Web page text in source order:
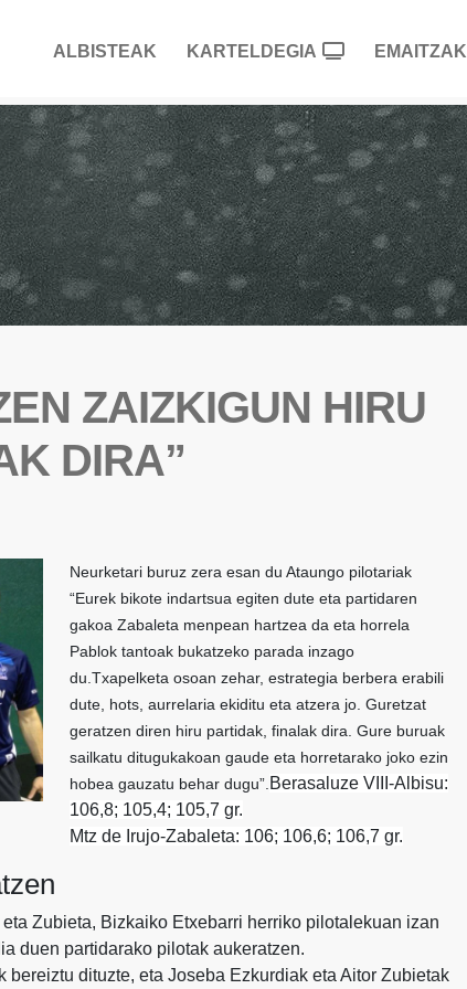
ALBISTEAK KARTELDEGIA EMAITZAK
ZAIZKIGUN HIRU
DIRA”
Neurketari buruz zera esan du Ataungo pilotariak
“Eurek bikote indartsua egiten dute eta partidaren
gakoa Zabaleta menpean hartzea da eta horrela
Pablok tantoak bukatzeko parada inzago
du.Txapelketa osoan zehar, estrategia berbera erabili
dute, hots, aurrelaria ekiditu eta atzera jo. Guretzat
geratzen diren hiru partidak, finalak dira. Gure buruak
sailkatu ditugukakoan gaude eta horretarako joko ezin
hobea gauzatu behar dugu”. Berasaluze VIII-Albisu:
106,8; 105,4; 105,7 gr.
Mtz de Irujo-Zabaleta: 106; 106,6; 106,7 gr.
Zubieta, Bizkaiko Etxebarri herriko pilotalekuan izan
duen partidarako pilotak aukeratzen.
bereiztu dituzte, eta Joseba Ezkurdiak eta Aitor Zubietak